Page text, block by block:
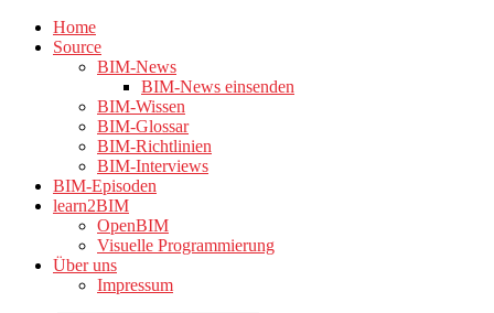
Home
Source
BIM-News
BIM-News einsenden
BIM-Wissen
BIM-Glossar
BIM-Richtlinien
BIM-Interviews
BIM-Episoden
learn2BIM
OpenBIM
Visuelle Programmierung
Über uns
Impressum